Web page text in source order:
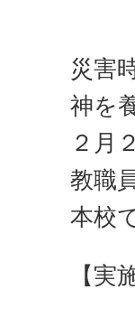
災害
神を
２月
教職
本校
【実